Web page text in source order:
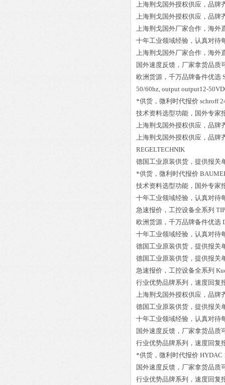
上海荆戈国外授权供应，品牌
上海荆戈国外授权供应，品牌
上海荆戈国外厂家合作，海外
十年工业领域经验，认真对待
上海荆戈国外厂家合作，海外
国外速度反馈，厂家拿货品质
欧洲货源，千万品牌备件优选
50/60hz, output
*供货，微利时代报价 schroff
技术资料选型功能，国外专家
上海荆戈国外授权供应，品牌
上海荆戈国外授权供应，品牌
REGELTECHNIK
德国工业原装供货，提供报关
*供货，微利时代报价
技术资料选型功能，国外专家
十年工业领域经验，认真对待
急速报价，工控设备全系列
欧洲货源，千万品牌备件优选
十年工业领域经验，认真对待
德国工业原装供货，提供报关
德国工业原装供货，提供报关
急速报价，工控设备全系列
行业优势品牌系列，速度回复
上海荆戈国外授权供应，品牌
德国工业原装供货，提供报关
十年工业领域经验，认真对待
国外速度反馈，厂家拿货品质
行业优势品牌系列，速度回复
*供货，微利时代报价 HYDAC
国外速度反馈，厂家拿货品质
行业优势品牌系列，速度回复